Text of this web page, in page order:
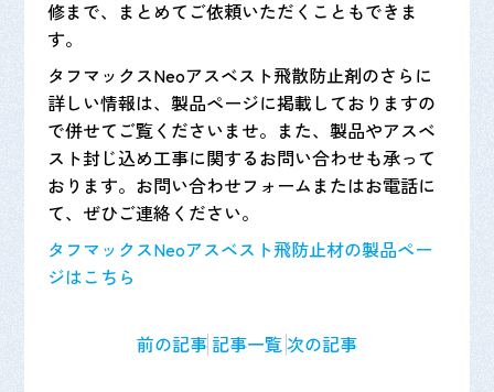
修まで、まとめてご依頼いただくこともできま
す。
タフマックスNeoアスベスト飛散防止剤のさらに
詳しい情報は、製品ページに掲載しておりますの
で併せてご覧くださいませ。また、製品やアスベ
スト封じ込め工事に関するお問い合わせも承って
おります。お問い合わせフォームまたはお電話に
て、ぜひご連絡ください。
タフマックスNeoアスベスト飛防止材の製品ペー
ジはこちら
前の記事 記事一覧 次の記事